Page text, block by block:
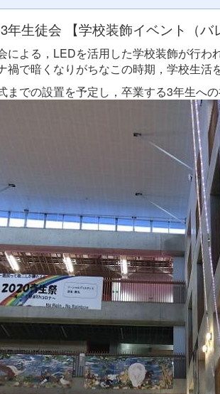
年生徒会 【学校装飾イベント（バ
による，LEDを活用した学校装飾が行わ
禍で暗くなりがちなこの時期，学校生活
までの設置を予定し，卒業する3年生へ